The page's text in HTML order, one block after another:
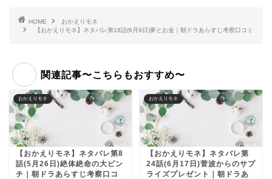
HOME
おかえりモネ
【おかえりモネ】ネタバレ第18話(6月9日)夢とお金｜朝ドラあらすじ考察口コミ
関連記事〜こちらもおすすめ〜
おかえりモネ
【おかえりモネ】ネタバレ第8
話(5月26日)絶体絶命の大ピン
チ｜朝ドラあらすじ考察口コ
おかえりモネ
【おかえりモネ】ネタバレ第
24話(6月17日)菅波からのサプ
ライズプレゼント｜朝ドラあ